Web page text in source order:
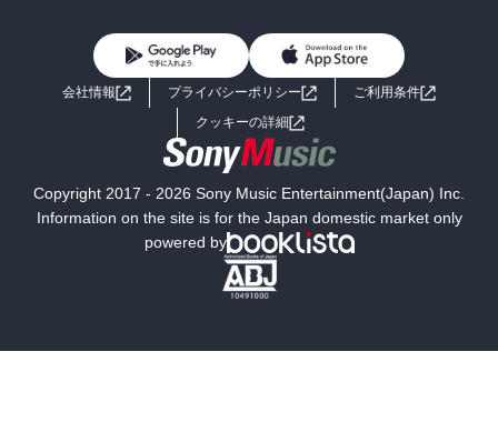
ライトノベル 男子向けラノベ
小説
海外小説
ミステリー SF
文学
よくあるご質問 お問い合わせ
会社情報 プライバシーポリシー
ご利用条件
クッキーの詳細
Copyright 2017 - 2026 Sony Music Entertainment(Japan) Inc.
Information on the site is for the Japan domestic market only
powered by